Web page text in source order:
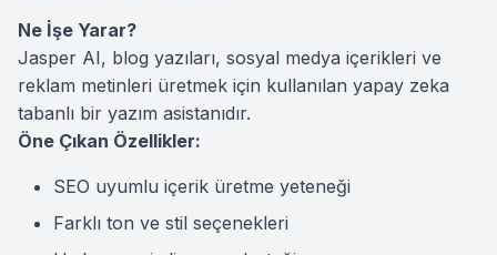
Ne İşe Yarar?
Jasper AI, blog yazıları, sosyal medya içerikleri ve
reklam metinleri üretmek için kullanılan yapay zeka
tabanlı bir yazım asistanıdır.
Öne Çıkan Özellikler:
SEO uyumlu içerik üretme yeteneği
Farklı ton ve stil seçenekleri